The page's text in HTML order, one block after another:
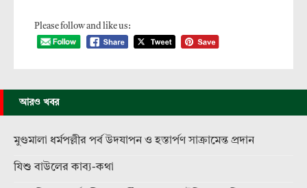
Please follow and like us:
আরও খবর
মুণ্ডমালা ধর্মপল্লীর পর্ব উদযাপন ও হস্তার্পণ সাক্রামেন্ত প্রদান
যিশু বাউলের কাব্য-কথা